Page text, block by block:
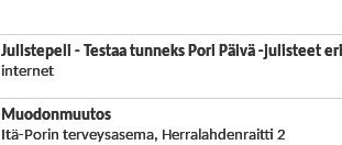
Julistepeli - Testaa tunneks Pori Päivä -julisteet
internet
Muodonmuutos
Itä-Porin terveysasema, Herralahdenraitti 2